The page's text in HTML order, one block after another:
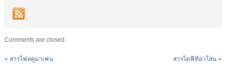
Comments are closed.
« สารโฟลคูมาเฟน สารไดฟีทิอาโลน »